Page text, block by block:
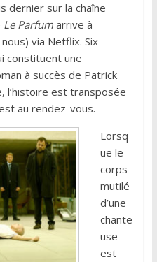
dernier sur la chaîne
Le Parfumarrive à
via Netflix. Six
constituent une
à succès de Patrick
l’histoire est transposée
au rendez-vous.
Lorsq
ue le
corps
mutilé
d’une
chante
use
est